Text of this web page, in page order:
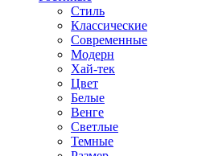
Стиль
Классические
Современные
Модерн
Хай-тек
Цвет
Белые
Венге
Светлые
Темные